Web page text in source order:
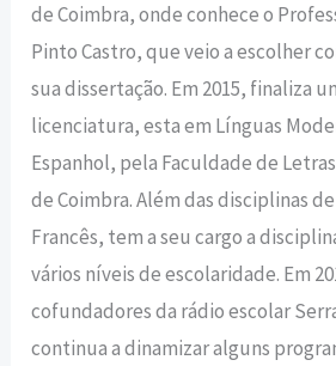
de Coimbra, onde conhece o
Pinto Castro, que veio a escolher
sua dissertação. Em 2015, finaliza
licenciatura, esta em Línguas
Espanhol, pela Faculdade de
de Coimbra. Além das disciplinas
Francês, tem a seu cargo a
vários níveis de escolaridade. Em
cofundadores da rádio escolar
continua a dinamizar alguns